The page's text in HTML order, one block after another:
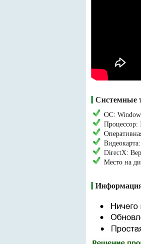
Системные
ОС:
Процессор:
DirectX:
Место на